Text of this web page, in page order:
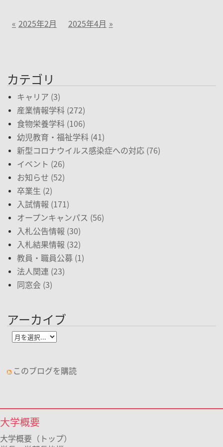
2025年2月 2025年4月
カテゴリ
キャリア (3)
産業情報学科 (272)
食物栄養学科 (106)
幼児教育・福祉学科 (41)
新型コロナウイルス感染症への対応 (76)
イベント (26)
お知らせ (52)
卒業生 (2)
入試情報 (171)
オープンキャンパス (56)
入札公告情報 (30)
入札結果情報 (32)
教員・職員公募 (1)
法人関連 (23)
同窓会 (3)
アーカイブ
このブログを購読
大学概要
大学概要（トップ）